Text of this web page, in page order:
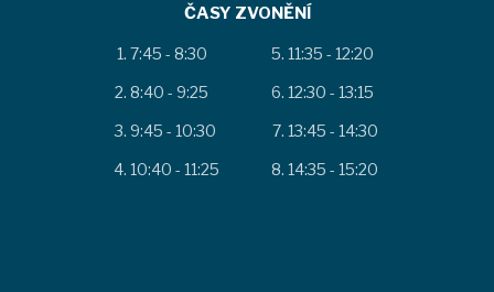
ČASY ZVONĚNÍ
7:45 - 8:30
8:40 - 9:25
9:45 - 10:30
10:40 - 11:25
11:35 - 12:20
12:30 - 13:15
13:45 - 14:30
14:35 - 15:20